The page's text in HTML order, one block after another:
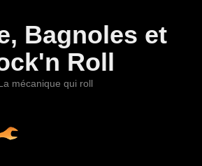
Bagnoles et
Roll
mécanique qui roll